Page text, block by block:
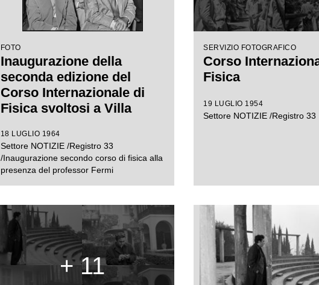
FOTO
Inaugurazione della
seconda edizione del
Corso Internazionale di
Fisica svoltosi a Villa
prima fila, da sinistra, il
professor Bernardo Rossi
e Enrico Fermi
18 LUGLIO 1964
Settore NOTIZIE /Registro 33
/Inaugurazione secondo corso di fisica alla
presenza del professor Fermi
SERVIZIO FOTOGRAFICO
Corso
Fisica
19 LUGLIO 1954
Settore NOTIZIE /Registro 33
+ 11